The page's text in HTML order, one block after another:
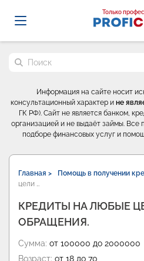
Probrokery - Только
Поиск по сайту
Информация на сайте носит
консультационный характер и не
ГК РФ). Сайт не является банком,
организацией и не выдаёт займы. Все
подборе финансовых услуг и
Главная > Помощь в получении
цели …
КРЕДИТЫ НА ЛЮБЫЕ
ОБРАЩЕНИЯ.
Сумма: от 100000 до 2000000
Возраст: от 18 до 70